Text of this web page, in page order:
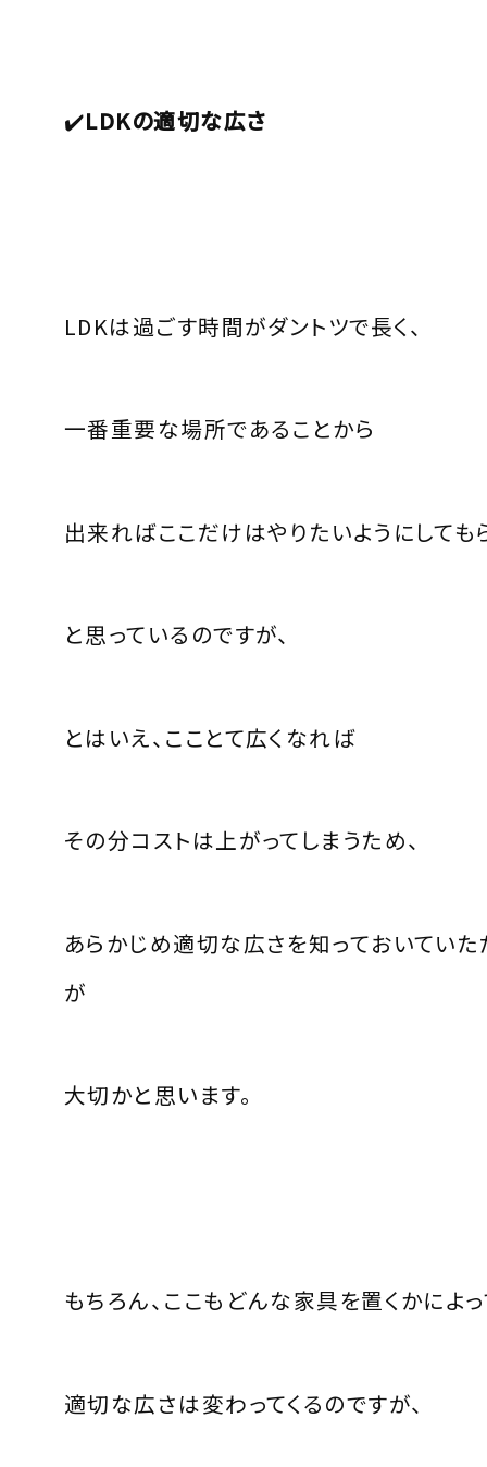
✔️LDKの適切な広さ
LDKは過ごす時間がダントツで長く、
一番重要な場所であることから
出来ればここだけはやりたいようにしても
と思っているのですが、
とはいえ、こことて広くなれば
その分コストは上がってしまうため、
あらかじめ適切な広さを知っておいていた
が
大切かと思います。
もちろん、ここもどんな家具を置くかによ
適切な広さは変わってくるのですが、